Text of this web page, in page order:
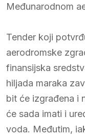
Međunarodnom
Tender koji
aerodromske
finansijska
hiljada maraka
bit će izgrađena i
će sada imati i
voda. Međutim,